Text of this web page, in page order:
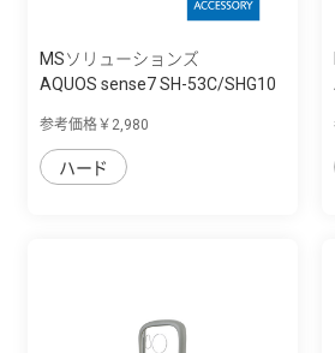
MSソリューションズ
AQUOS sense7 SH-53C/SHG10
参考価格￥2,980
ハード